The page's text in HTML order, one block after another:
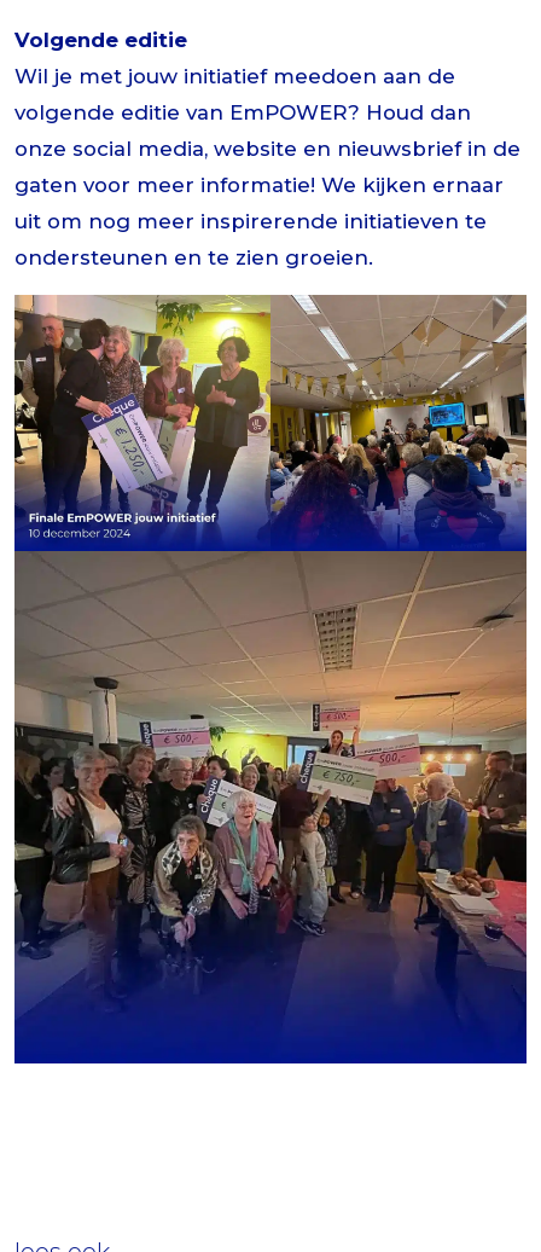
Volgende editie
Wil je met jouw initiatief meedoen aan de
volgende editie van EmPOWER? Houd dan
onze social media, website en nieuwsbrief in de
gaten voor meer informatie! We kijken ernaar
uit om nog meer inspirerende initiatieven te
ondersteunen en te zien groeien.